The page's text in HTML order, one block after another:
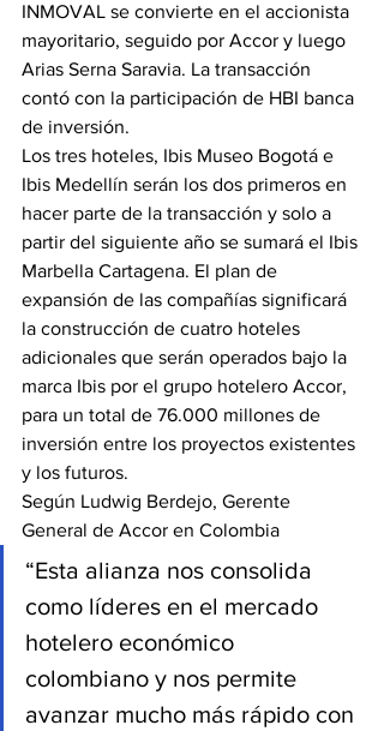
INMOVAL se convierte en el accionista
mayoritario, seguido por Accor y luego
Arias Serna Saravia. La transacción
contó con la participación de HBI banca
de inversión.
Los tres hoteles, Ibis Museo Bogotá e
Ibis Medellín serán los dos primeros en
hacer parte de la transacción y solo a
partir del siguiente año se sumará el Ibis
Marbella Cartagena. El plan de
expansión de las compañías significará
la construcción de cuatro hoteles
adicionales que serán operados bajo la
marca Ibis por el grupo hotelero Accor,
para un total de 76.000 millones de
inversión entre los proyectos existentes
y los futuros.
Según Ludwig Berdejo, Gerente
General de Accor en Colombia
“Esta alianza nos consolida
como líderes en el mercado
hotelero económico
colombiano y nos permite
avanzar mucho más rápido con